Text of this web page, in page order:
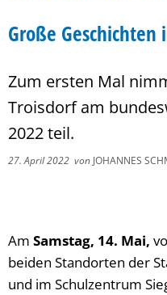
Große
Zum ersten Mal
Troisdorf am
2022 teil.
27. April 2022 von JOHANNES
Am Samstag, 14. Mai,
beiden Standorten der
und im Schulzentrum